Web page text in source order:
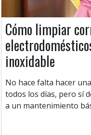
Cómo limpiar
inoxidable
No hace falta hacer
todos los días, pero sí
a un mantenimiento